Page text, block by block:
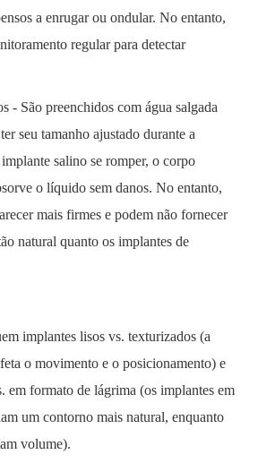
a enrugar ou ondular. No entanto,
regular para detectar
- São preenchidos com água salgada
seu tamanho ajustado durante a
salino se romper, o corpo
o líquido sem danos. No entanto,
mais firmes e podem não fornecer
natural quanto os implantes de
implantes lisos vs. texturizados (a
o movimento e o posicionamento) e
em formato de lágrima (os implantes em
um contorno mais natural, enquanto
volume).